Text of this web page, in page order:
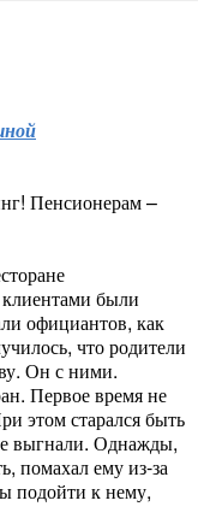
Пенсионерам –
были
официантов, как
что родители
Он с ними.
Первое время не
этом старался быть
выгнали. Однажды,
помахал ему из-за
подойти к нему,